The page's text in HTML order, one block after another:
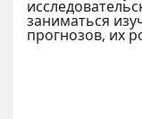
заниматься
прогнозов, их